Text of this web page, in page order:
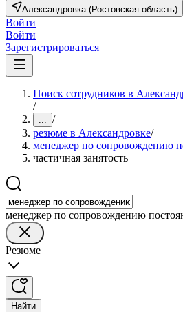
Александровка (Ростовская область)
Войти
Войти
Зарегистрироваться
Поиск сотрудников в
/
... /
резюме в Александровке/
менеджер по сопровождению
частичная занятость
менеджер по сопровождению
Резюме
Найти